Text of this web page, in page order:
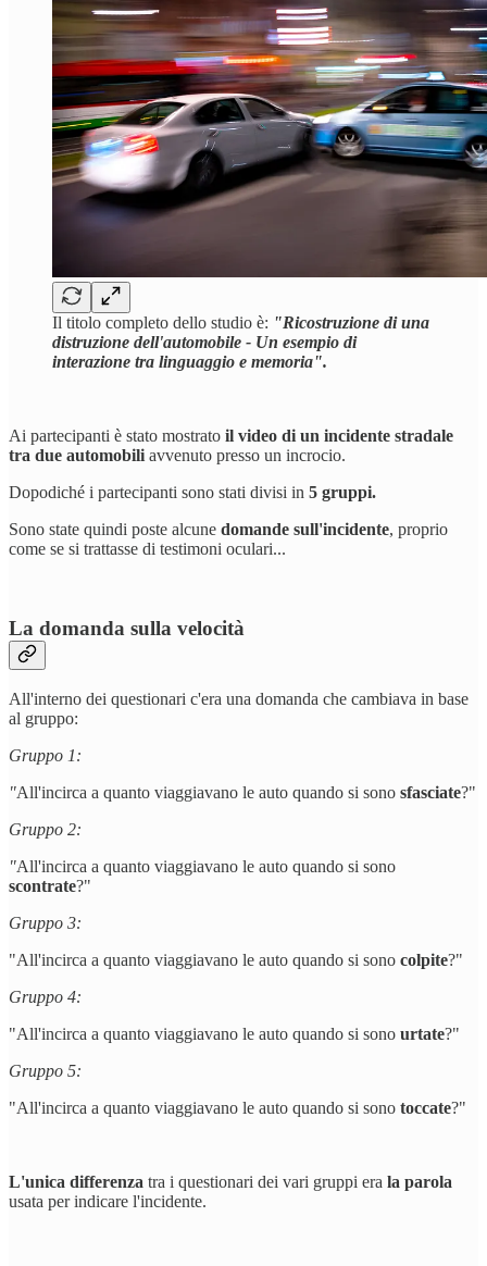
Il titolo completo dello studio è: "Ricostruzione di una
distruzione dell'automobile - Un esempio di
interazione tra linguaggio e memoria".
Ai partecipanti è stato mostrato il video di un incidente stradale
tra due automobili avvenuto presso un incrocio.
Dopodiché i partecipanti sono stati divisi in 5 gruppi.
Sono state quindi poste alcune domande sull'incidente, proprio
come se si trattasse di testimoni oculari...
La domanda sulla velocità
All'interno dei questionari c'era una domanda che cambiava in base
al gruppo:
Gruppo 1:
"All'incirca a quanto viaggiavano le auto quando si sono sfasciate?"
Gruppo 2:
"All'incirca a quanto viaggiavano le auto quando si sono
scontrate?"
Gruppo 3:
"All'incirca a quanto viaggiavano le auto quando si sono colpite?"
Gruppo 4:
"All'incirca a quanto viaggiavano le auto quando si sono urtate?"
Gruppo 5:
"All'incirca a quanto viaggiavano le auto quando si sono toccate?"
L'unica differenza tra i questionari dei vari gruppi era la parola
usata per indicare l'incidente.